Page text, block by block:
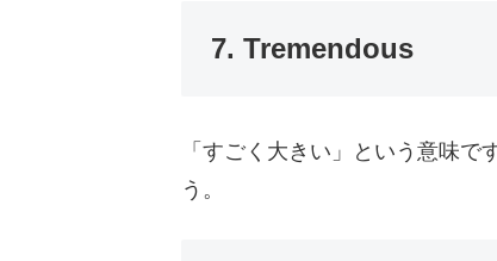
7. Tremendous
「すごく大きい」という意味
う。